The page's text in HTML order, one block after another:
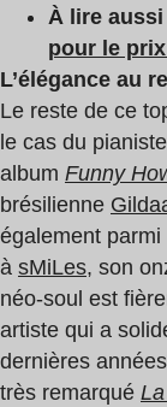
À lire
pour le
L’élégance au
Le reste de ce
le cas du
album Funny
brésilienne
également
à sMiLes, son
néo-soul est
artiste qui a
dernières
très remarqué